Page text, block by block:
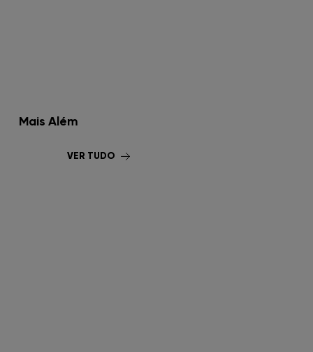
FNAC Madeira
FNAC Mar Shopping
Mais Além
VER TUDO